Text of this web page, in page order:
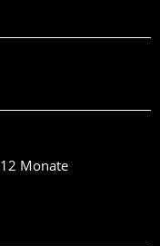
12 Monate